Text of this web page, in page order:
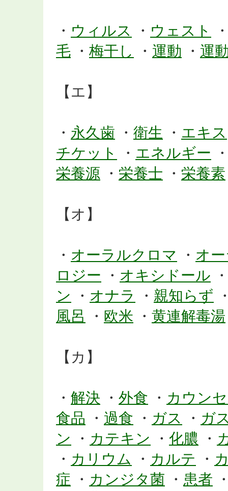
・ ウィルス ・ ウェスト
毛 ・ 梅干し ・ 運動 ・ 運
【エ】
・ 永久歯 ・ 衛生 ・ エキス
チケット
・ エネルギー
栄養源 ・ 栄養士 ・ 栄養素
【オ】
・ オーラルクロマ ・ オ
ロジー ・ オキシドール
ン ・ オナラ ・ 親知らず
風呂
・ 欧米 ・ 黄連解毒湯
【カ】
・ 解決 ・ 外食 ・ カウン
食品 ・ 過食 ・ ガス ・ ガ
ン ・ カテキン ・ 化膿 ・
・ カリウム ・ カルテ ・
症 ・ カンジタ菌 ・ 患者